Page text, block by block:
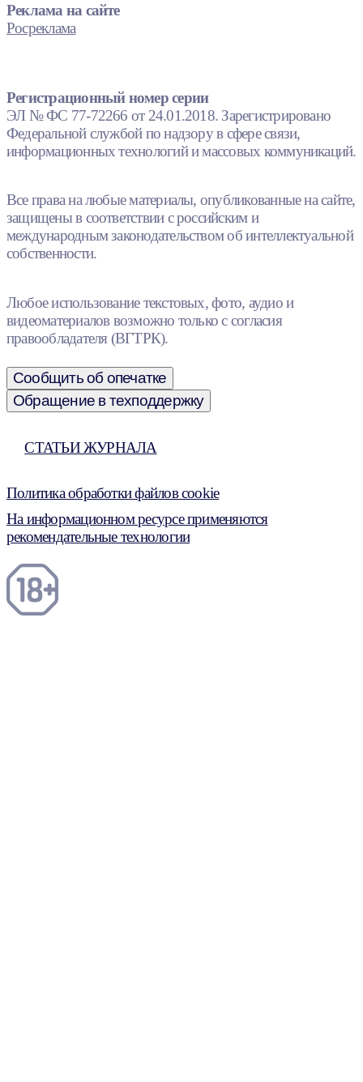
Реклама на сайте
Росреклама
Регистрационный номер серии
ЭЛ № ФС 77-72266 от 24.01.2018. Зарегистрировано
Федеральной службой по надзору в сфере связи,
информационных технологий и массовых коммуникаций.
Все права на любые материалы, опубликованные на сайте,
защищены в соответствии с российским и
международным законодательством об интеллектуальной
собственности.
Любое использование текстовых, фото, аудио и
видеоматериалов возможно только с согласия
правообладателя (ВГТРК).
Сообщить об опечатке
Обращение в техподдержку
СТАТЬИ ЖУРНАЛА
Политика обработки файлов cookie
На информационном ресурсе применяются
рекомендательные технологии